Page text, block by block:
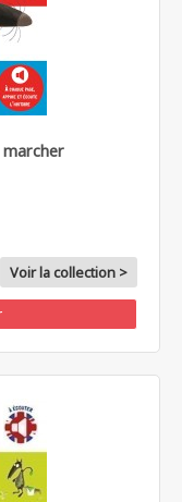
marcher
Voir la collection >